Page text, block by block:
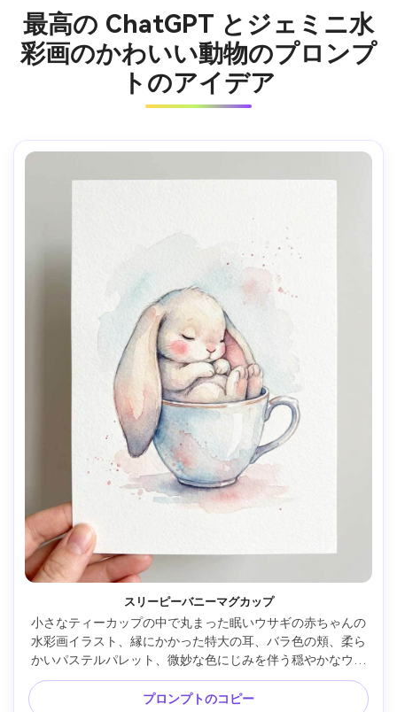
最高の ChatGPT とジェミニ水
彩画のかわいい動物のプロンプ
トのアイデア
スリーピーバニーマグカップ
小さなティーカップの中で丸まった眠いウサギの赤ちゃんの
水彩画イラスト、縁にかかった特大の耳、バラ色の頬、柔ら
かいパステルパレット、微妙な色にじみを伴う穏やかなウェ
ットオンウェット洗浄、粒状の顔料、コールドプレス紙の質
感、かすかなチークの飛び散りを伴う最小限の背景、かわい
プロンプトのコピー